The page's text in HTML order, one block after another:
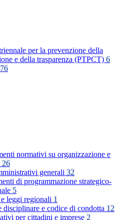
per la prevenzione della
e della trasparenza (PTPCT) 6
76
normativi su organizzazione e
26
generali 32
di programmazione strategico-
5
leggi regionali 1
disciplinare e codice di condotta 12
per cittadini e imprese 2